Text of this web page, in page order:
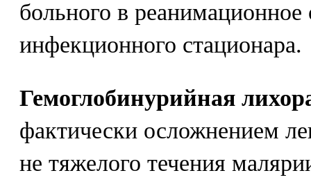
больного в реанимационное
инфекционного стационара.
Гемоглобинурийная
фактически осложнением
не тяжелого течения